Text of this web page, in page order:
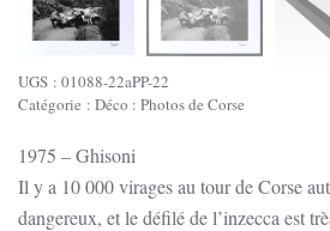
UGS : 01088-22aPP-22
Catégorie : Déco : Photos de Corse
1975 – Ghisoni
Il y a 10 000 virages au tour de Corse
dangereux, et le défilé de l’inzecca est